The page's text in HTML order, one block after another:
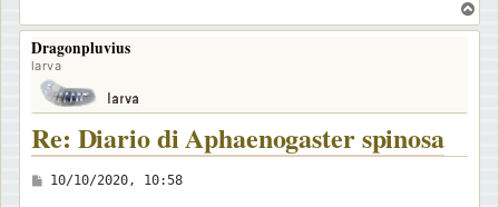
o
Dragonpluvius
larva
Re: Diario di Aphaenogaster spinosa
M
10/10/2020, 10:58